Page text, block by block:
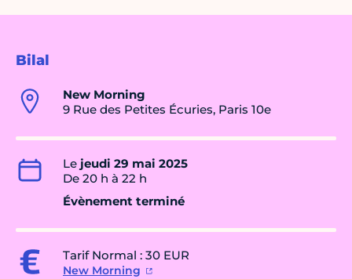
Bilal
New Morning
9 Rue des Petites Écuries, Paris 10e
Le jeudi 29 mai 2025
De 20 h à 22 h
Évènement terminé
Tarif Normal : 30 EUR
New Morning